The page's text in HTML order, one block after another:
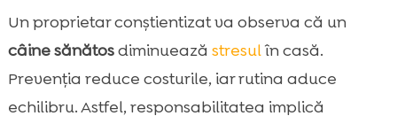

Denty bețișoare dentare vegane: igiena
orală ca act de responsabilitate

Twinky vitamine: prevenție pentru
articulații și vitalitate pe termen lung
Un proprietar conștientizat va observa că un
câine sănătosdiminuează stresulîn casă.
Prevenția reduce costurile, iar rutina aduce
echilibru. Astfel, responsabilitatea implică